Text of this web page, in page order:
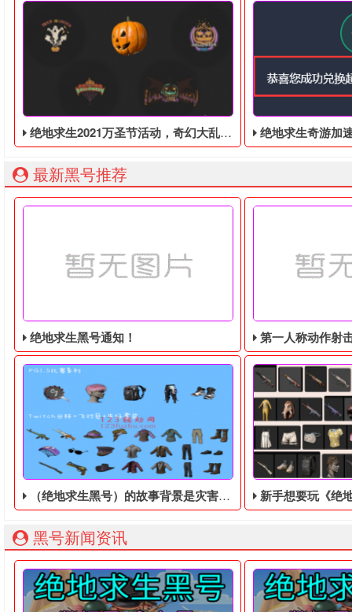
绝地求生2021万圣节活动，奇幻大乱斗回归，还有新皮肤和新地图 绝地求生奇游加速器免
最新黑号推荐
绝地求生黑号通知！
绝地求生黑号： 质保时间内找回换号！ 绝地求生白号： 四无
第一人称动作射击游戏《绝地
2036年，世界上
（绝地求生黑号）的故事背景是灾害发生后 新手想要玩《绝地
黑号新闻资讯